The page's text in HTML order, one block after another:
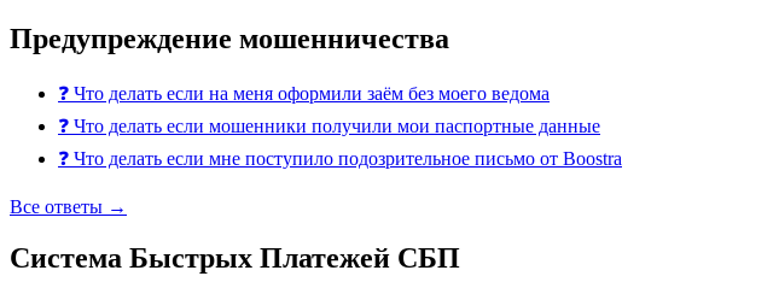
Предупреждение мошенничества
❓ Что делать если на меня оформили заём без моего ведома
❓ Что делать если мошенники получили мои паспортные данные
❓ Что делать если мне поступило подозрительное письмо от Boostra
Все ответы →
Система Быстрых Платежей СБП